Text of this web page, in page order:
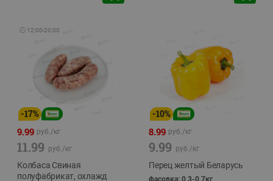
🕘 12:00-20:00
-17%
9.99 руб./кг
11.99 руб./кг
Колбаса Свиная
полуфабрикат, охлажд
-10%
8.99 руб./кг
9.99 руб./кг
Перец желтый Беларусь
фасовка: 0,3-0,7кг